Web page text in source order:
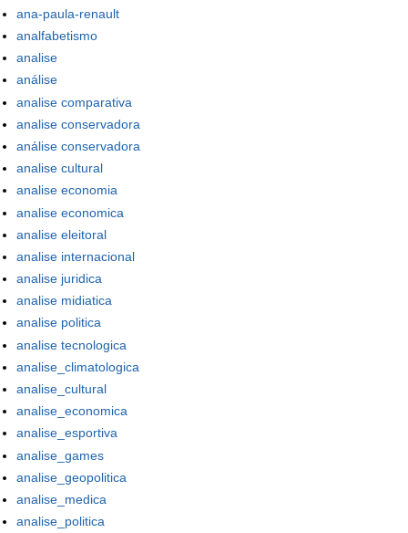
ana-paula-renault
analfabetismo
analise
análise
analise comparativa
analise conservadora
análise conservadora
analise cultural
analise economia
analise economica
analise eleitoral
analise internacional
analise juridica
analise midiatica
analise politica
analise tecnologica
analise_climatologica
analise_cultural
analise_economica
analise_esportiva
analise_games
analise_geopolitica
analise_medica
analise_politica